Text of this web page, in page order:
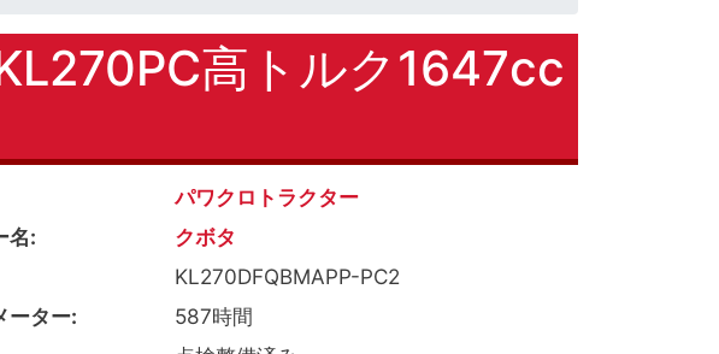
高トルク1647cc
パワクロトラクター
名
クボタ
KL270DFQBMAPP-PC2
ーター
587時間